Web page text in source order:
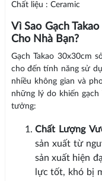
Chất liệu : Ceramic
Vì Sao Gạch
Cho Nhà Bạn?
Gạch Takao 30x30cm
cho đến tính năng sử
nhiều không gian và
những lý do khiến
tưởng:
Chất Lượng
sản xuất từ
sản xuất hiện
lực tốt, khó bị